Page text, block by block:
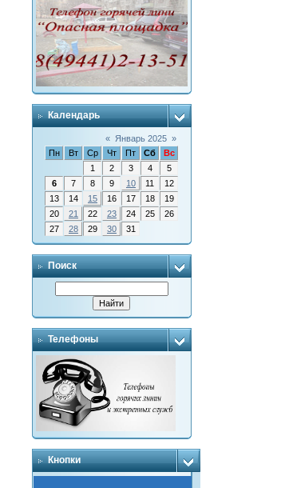
Календарь
« Январь 2025 »
Пн
Вт Ср Чт Пт Сб
Вс
1
2 3 4
5
6
7 8 9 10 11
12
13
14 15 16 17 18
19
20
21 22 23 24 25
26
27
28 29 30 31
Поиск
Телефоны
Кнопки